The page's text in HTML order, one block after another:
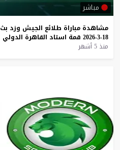
مباشر
مشاهدة مباراة طلائع الجيش وزد بث
18-3-2026
قمة استاد القاهرة الدولي
منذ 5 أشهر